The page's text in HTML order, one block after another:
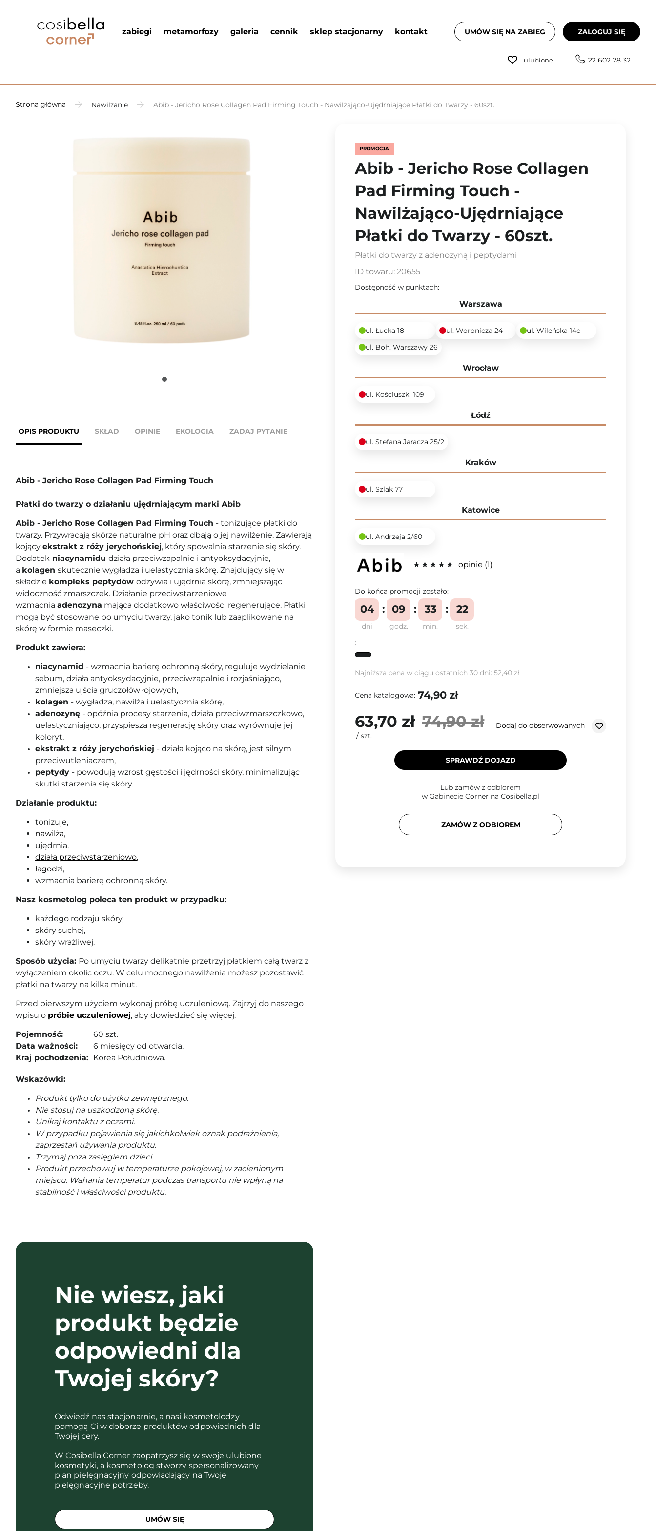
zabiegi metamorfozy galeria cennik sklep stacjonarny kontakt UMÓW SIĘ NA ZABIEG ZALOGUJ SIĘ
ulubione 22 602 28 32
Strona główna Nawilżanie Abib - Jericho Rose Collagen Pad Firming Touch - Nawilżająco-Ujędrniające Płatki do Twarzy - 60szt.
OPIS PRODUKTU SKŁAD OPINIE EKOLOGIA ZADAJ PYTANIE
Abib - Jericho Rose Collagen Pad Firming Touch
Płatki do twarzy o działaniu ujędrniającym marki Abib
Abib - Jericho Rose Collagen Pad Firming Touch - tonizujące płatki do
twarzy. Przywracają skórze naturalne pH oraz dbają o jej nawilżenie. Zawierają
kojący ekstrakt z róży jerychońskiej, który spowalnia starzenie się skóry.
Dodatek niacynamidu działa przeciwzapalnie i antyoksydacyjnie,
a kolagen skutecznie wygładza i uelastycznia skórę. Znajdujący się w
składzie kompleks peptydów odżywia i ujędrnia skórę, zmniejszając
widoczność zmarszczek. Działanie przeciwstarzeniowe
wzmacnia adenozyna mająca dodatkowo właściwości regenerujące. Płatki
mogą być stosowane po umyciu twarzy, jako tonik lub zaaplikowane na
skórę w formie maseczki.
Produkt zawiera:
niacynamid - wzmacnia barierę ochronną skóry, reguluje wydzielanie
sebum, działa antyoksydacyjnie, przeciwzapalnie i rozjaśniająco,
zmniejsza ujścia gruczołów łojowych,
kolagen - wygładza, nawilża i uelastycznia skórę,
adenozynę - opóźnia procesy starzenia, działa przeciwzmarszczkowo,
uelastyczniająco, przyspiesza regenerację skóry oraz wyrównuje jej
koloryt,
ekstrakt z róży jerychońskiej - działa kojąco na skórę, jest silnym
przeciwutleniaczem,
peptydy - powodują wzrost gęstości i jędrności skóry, minimalizując
skutki starzenia się skóry.
Działanie produktu:
tonizuje,
nawilża,
ujędrnia,
działa przeciwstarzeniowo,
łagodzi,
wzmacnia barierę ochronną skóry.
Nasz kosmetolog poleca ten produkt w przypadku:
każdego rodzaju skóry,
skóry suchej,
skóry wrażliwej.
Sposób użycia: Po umyciu twarzy delikatnie przetrzyj płatkiem całą twarz z
wyłączeniem okolic oczu. W celu mocnego nawilżenia możesz pozostawić
płatki na twarzy na kilka minut.
Przed pierwszym użyciem wykonaj próbę uczuleniową. Zajrzyj do naszego
wpisu o próbie uczuleniowej, aby dowiedzieć się więcej.
Pojemność:
60 szt.
Data ważności:
6 miesięcy od otwarcia.
Kraj pochodzenia: Korea Południowa.
Wskazówki:
Produkt tylko do użytku zewnętrznego.
Nie stosuj na uszkodzoną skórę.
Unikaj kontaktu z oczami.
W przypadku pojawienia się jakichkolwiek oznak podrażnienia,
zaprzestań używania produktu.
Trzymaj poza zasięgiem dzieci.
Produkt przechowuj w temperaturze pokojowej, w zacienionym
miejscu. Wahania temperatur podczas transportu nie wpłyną na
stabilność i właściwości produktu.
Nie wiesz, jaki
produkt będzie
odpowiedni dla
Twojej skóry?
Odwiedź nas stacjonarnie, a nasi kosmetolodzy
pomogą Ci w doborze produktów odpowiednich dla
Twojej cery.
W Cosibella Corner zaopatrzysz się w swoje ulubione
kosmetyki, a kosmetolog stworzy spersonalizowany
plan pielęgnacyjny odpowiadający na Twoje
pielęgnacyjne potrzeby.
UMÓW SIĘ
PROMOCJA
Abib - Jericho Rose Collagen
Pad Firming Touch -
Nawilżająco-Ujędrniające
Płatki do Twarzy - 60szt.
Płatki do twarzy z adenozyną i peptydami
ID towaru: 20655
Dostępność w punktach:
Warszawa
ul. Łucka 18 ul. Woronicza 24
ul. Wileńska 14c
ul. Boh. Warszawy 26
Wrocław
ul. Kościuszki 109
Łódź
ul. Stefana Jaracza 25/2
Kraków
ul. Szlak 77
Katowice
ul. Andrzeja 2/60
opinie 1
Do końca promocji zostało:
dni
04
godz.
09
min.
33
sek.
21
:
Najniższa cena w ciągu ostatnich 30 dni: 52,40 zł
Cena katalogowa: 74,90 zł
63,70 zł 74,90 zł
/ szt.
Dodaj do obserwowanych
SPRAWDŹ DOJAZD
Lub zamów z odbiorem
w Gabinecie Corner na Cosibella.pl
ZAMÓW Z ODBIOREM